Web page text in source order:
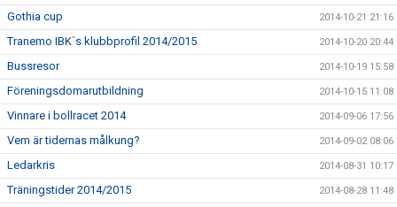
Gothia cup 2014-10-21 21:16
Tranemo IBK´s klubbprofil 2014/2015 2014-10-20 20:44
Bussresor 2014-10-19 15:58
Föreningsdomarutbildning 2014-10-15 11:08
Vinnare i bollracet 2014 2014-09-06 17:56
Vem är tidernas målkung? 2014-09-02 08:06
Ledarkris 2014-08-31 10:17
Träningstider 2014/2015 2014-08-28 11:48